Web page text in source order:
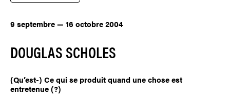
9 septembre — 16 octobre 2004
DOUGLAS SCHOLES
(Qu’est-) Ce qui se produit quand une chose est
entretenue (?)